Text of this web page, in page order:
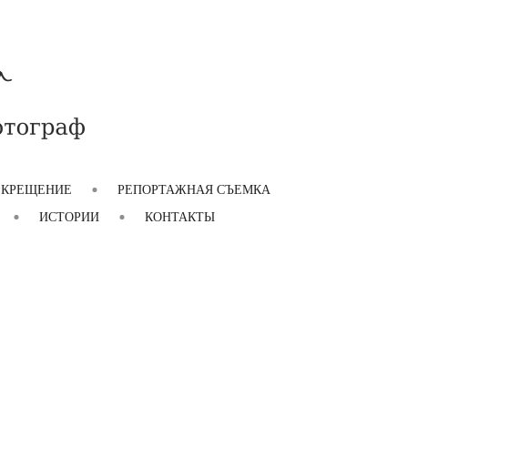
КРЕЩЕНИЕ
РЕПОРТАЖНАЯ СЪЕМКА
ИСТОРИИ КОНТАКТЫ